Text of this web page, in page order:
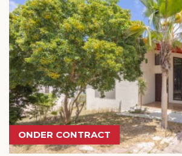
ONDER CONTRACT